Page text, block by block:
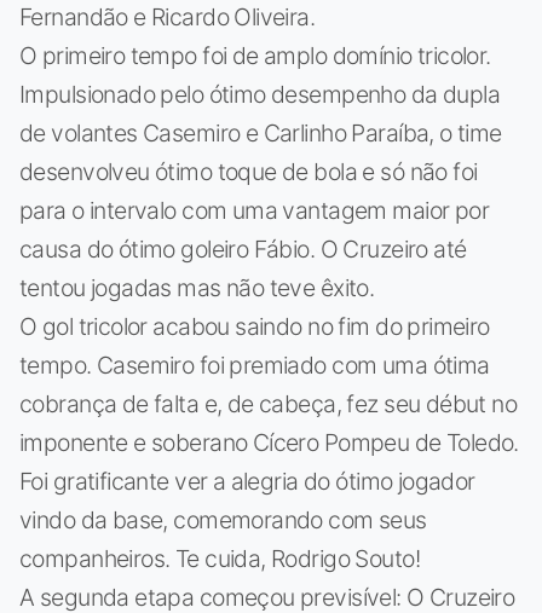
Fernandão e Ricardo Oliveira.
O primeiro tempo foi de amplo domínio tricolor.
Impulsionado pelo ótimo desempenho da dupla
de volantes Casemiro e Carlinho Paraíba, o time
desenvolveu ótimo toque de bola e só não foi
para o intervalo com uma vantagem maior por
causa do ótimo goleiro Fábio. O Cruzeiro até
tentou jogadas mas não teve êxito.
O gol tricolor acabou saindo no fim do primeiro
tempo. Casemiro foi premiado com uma ótima
cobrança de falta e, de cabeça, fez seu début no
imponente e soberano Cícero Pompeu de Toledo.
Foi gratificante ver a alegria do ótimo jogador
vindo da base, comemorando com seus
companheiros. Te cuida, Rodrigo Souto!
A segunda etapa começou previsível: O Cruzeiro